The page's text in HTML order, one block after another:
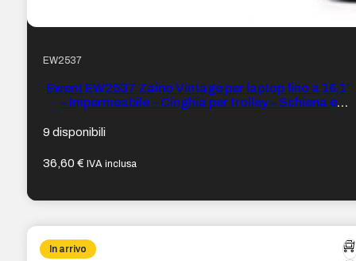
EW2537
Ewent EW2537 Zaino Vintage per laptop fino a 16,1″
– Impermeabile – Cinghia per trolley – Schiena e
9 disponibili
36,60€ IVA inclusa
In arrivo